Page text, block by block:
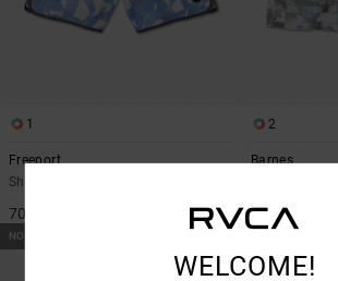
1
Freeport
Short de bain Bleu Homme
70,00 €
2
Barnes
60,00 €
NOUVEAUTÉ
WELCOME!